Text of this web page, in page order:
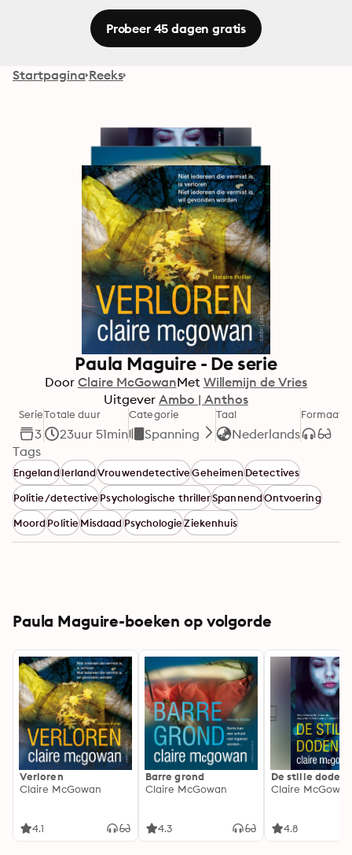
Probeer 45 dagen gratis
Startpagina Reeks
Paula Maguire - De serie
Door Claire McGowanMet Willemijn de Vries
Uitgever Ambo | Anthos
Serie
3
Totale duur
23uur 51min
Categorie
Spanning
Taal
Nederlands
Formaat
Tags
EngelandIerlandVrouwendetectiveGeheimenDetectives
Politie/detectivePsychologische thrillerSpannendOntvoering
MoordPolitieMisdaadPsychologieZiekenhuis
Paula Maguire-boeken op volgorde
Verloren
Claire McGowan
4.1
Barre grond
Claire McGowan
4.3
De stille doden
Claire
4.8